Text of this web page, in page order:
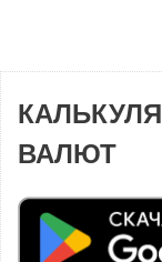
ВАЛЮТ